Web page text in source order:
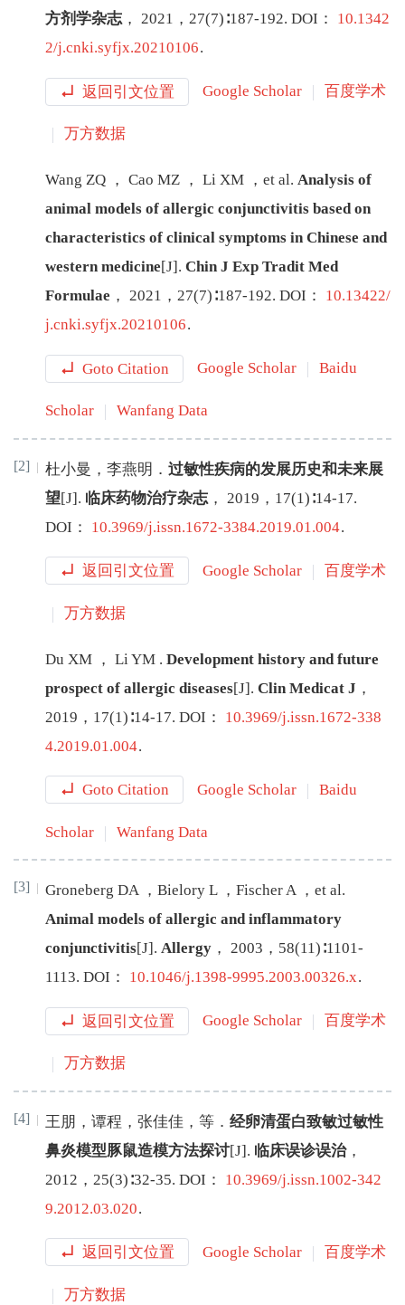
方剂学杂志， 2021 ， 27(7)∶187-192. DOI： 10.1342
2/j.cnki.syfjx.20210106.
返回引文位置 Google Scholar 百度学术
万方数据
Wang ZQ ， Cao MZ ， Li XM ， et al. Analysis of
animal models of allergic conjunctivitis based on
characteristics of clinical symptoms in Chinese and
western medicine[J] . Chin J Exp Tradit Med
Formulae ， 2021 ， 27(7)∶187-192. DOI： 10.13422/
j.cnki.syfjx.20210106.
Goto Citation Google Scholar Baidu
Scholar Wanfang Data
[2] 杜小曼 ， 李燕明 ． 过敏性疾病的发展历史和未来展
望[J]. 临床药物治疗杂志， 2019 ， 17(1)∶14-17.
DOI： 10.3969/j.issn.1672-3384.2019.01.004.
返回引文位置 Google Scholar 百度学术
万方数据
Du XM ， LiYM . Development history and future
prospect of allergic diseases[J]. Clin Medicat J ，
2019 ， 17(1)∶14-17. DOI： 10.3969/j.issn.1672-338
4.2019.01.004.
Goto Citation Google Scholar Baidu
Scholar Wanfang Data
[3] Groneberg DA ， Bielory L ， FischerA ， et al.
Animal models of allergic and inflammatory
conjunctivitis[J] . Allergy ， 2003 ， 58(11)∶1101-
1113. DOI： 10.1046/j.1398-9995.2003.00326.x.
返回引文位置 Google Scholar 百度学术
万方数据
[4] 王朋 ， 谭程 ， 张佳佳 ， 等 ． 经卵清蛋白致敏过敏性
鼻炎模型豚鼠造模方法探讨[J]. 临床误诊误治，
2012 ， 25(3)∶32-35. DOI： 10.3969/j.issn.1002-342
9.2012.03.020.
返回引文位置 Google Scholar 百度学术
万方数据